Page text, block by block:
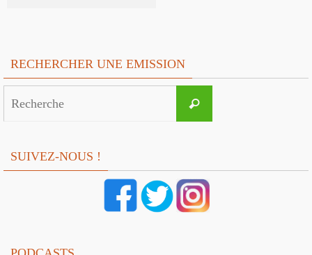
RECHERCHER UNE EMISSION
Recherche
SUIVEZ-NOUS !